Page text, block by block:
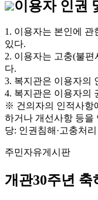
이용자 인권
1. 이용자는 본인에
있다.
2. 이용자는 고충(불
다.
3. 복지관은 이용자의
4. 복지관은 이용자의
※ 건의자의 인적사항
하거나 개선사항 등을
당: 인권침해·고충처
주민자유게시판
개관30주년